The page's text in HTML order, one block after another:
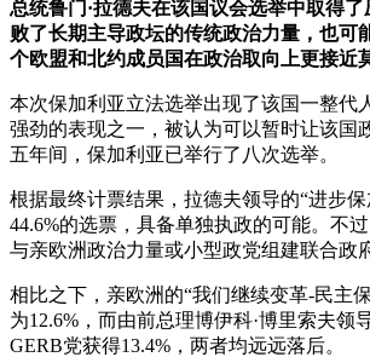
总统鲁门·拉德夫在该国议会选举中取得
败了长期主导政坛的传统政治力量，也可
个欧盟和北约成员国在政治取向上更接近
本次保加利亚立法选举出现了该国一整代
强劲的表现之一，被认为可以暂时让该国
五年间，保加利亚已举行了八次选举。
根据最终计票结果，拉德夫领导的“进步
44.6%的选票，具备单独执政的可能。不
与亲欧洲政治力量或小型政党组建联合政
相比之下，亲欧洲的“我们继续变革-民主
为12.6%，而由前总理博伊科·博里索夫领
GERB党获得13.4%，两者均远远落后。